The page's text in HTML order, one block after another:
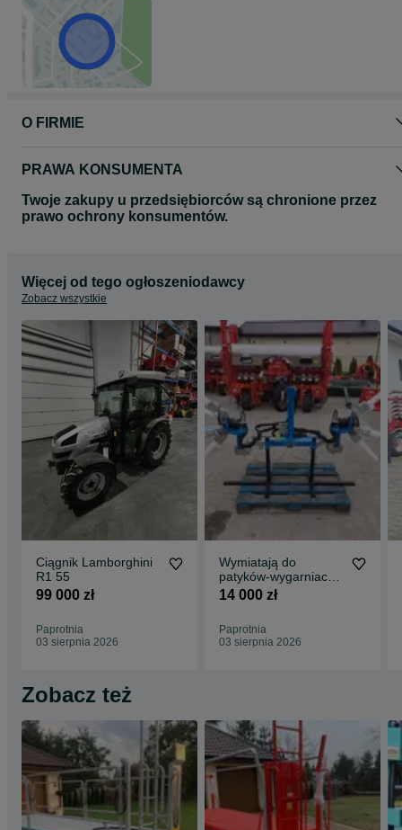
O FIRMIE
PRAWA KONSUMENTA
Twoje zakupy u przedsiębiorców są chronione przez
prawo ochrony konsumentów.
Więcej od tego ogłoszeniodawcy
Zobacz wszystkie
Ciągnik Lamborghini
R1 55
99 000 zł
Paprotnia
03 sierpnia 2026
Wymiatają do
patyków-wygarniacz
gałęzi
14 000 zł
Paprotnia
03 sierpnia 2026
Zobacz też